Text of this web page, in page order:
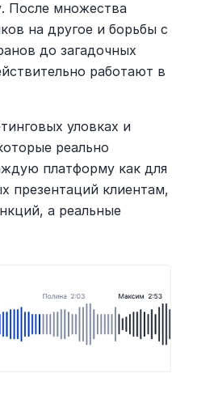
После множества
на другое и борьбы с
до загадочных
работают в
уловках и
реально
платформу как для
презентаций клиентам,
а реальные